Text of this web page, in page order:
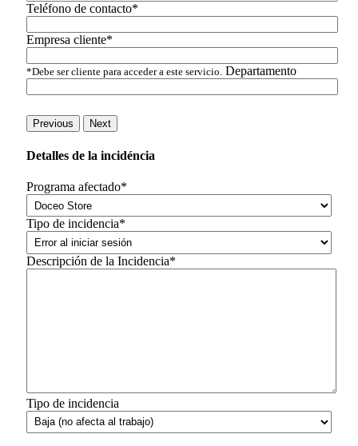
Teléfono de contacto*
Empresa cliente*
*Debe ser cliente para acceder a este servicio. Departamento
Previous Next
Detalles de la incidéncia
Programa afectado*
Tipo de incidencia*
Descripción de la Incidencia*
Tipo de incidencia